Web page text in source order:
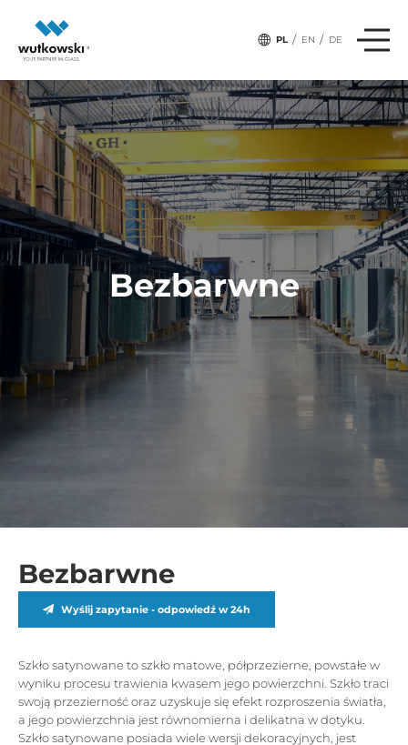
PL / EN / DE
Bezbarwne
Bezbarwne
Wyślij zapytanie - odpowiedź w 24h
Szkło satynowane to szkło matowe, półprzezierne, powstałe w
wyniku procesu trawienia kwasem jego powierzchni. Szkło traci
swoją przezierność oraz uzyskuje się efekt rozproszenia światła,
a jego powierzchnia jest równomierna i delikatna w dotyku.
Szkło satynowane posiada wiele wersji dekoracyjnych, jest